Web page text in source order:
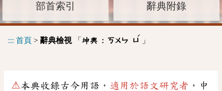
部首索引 辭典附錄
::: 首頁 > 辭典檢視「 坤輿 : ㄎㄨㄣ ㄩ
ˊ
」
⚠本典收錄古今用語， 適用於語文研究者 ，中